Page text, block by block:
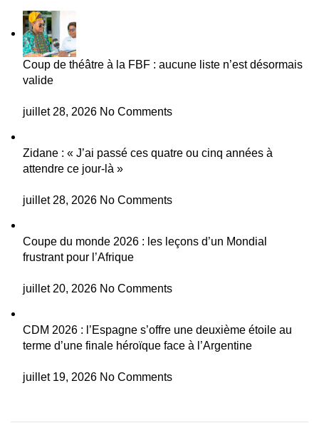
Coup de théâtre à la FBF : aucune liste n’est désormais
valide
juillet 28, 2026 No Comments
Zidane : « J’ai passé ces quatre ou cinq années à
attendre ce jour-là »
juillet 28, 2026 No Comments
Coupe du monde 2026 : les leçons d’un Mondial
frustrant pour l’Afrique
juillet 20, 2026 No Comments
CDM 2026 : l’Espagne s’offre une deuxième étoile au
terme d’une finale héroïque face à l’Argentine
juillet 19, 2026 No Comments